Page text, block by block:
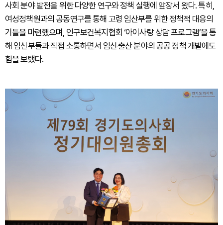
사회 분야 발전을 위한 다양한 연구와 정책 실행에 앞장서 왔다. 특히,
여성정책원과의 공동연구를 통해 고령 임산부를 위한 정책적 대응의
기틀을 마련했으며, 인구보건복지협회 ‘아이사랑 상담 프로그램’을 통
해 임신부들과 직접 소통하면서 임신‧출산 분야의 공공 정책 개발에도
힘을 보탰다.